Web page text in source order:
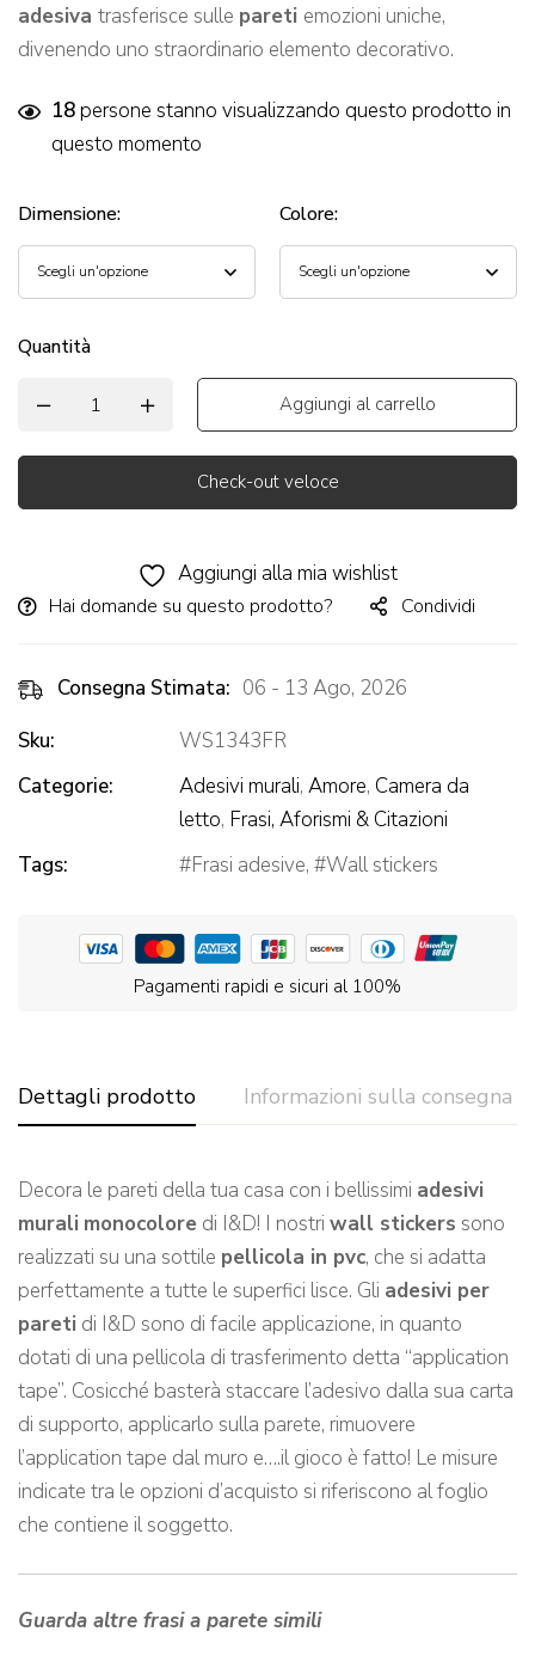
adesiva trasferisce sulle pareti emozioni uniche,
divenendo uno straordinario elemento decorativo.
18persone stanno visualizzando questo prodotto in
questo momento
Dimensione: Colore:
Quantità
Aggiungi al carrello
Check-out veloce
Aggiungi alla mia wishlist
Hai domande su questo prodotto? Condividi
Consegna Stimata: 06 - 13 Ago, 2026
Sku:
WS1343FR
Categorie:
Adesivi murali, Amore, Camera da
letto, Frasi, Aforismi & Citazioni
Tags:
Frasi adesive, Wall stickers
Pagamenti rapidi e sicuri al 100%
Dettagli prodotto Informazioni sulla consegna
Decora le pareti della tua casa con i bellissimi adesivi
murali monocolore di I&D! I nostri wall stickers sono
realizzati su una sottile pellicola in pvc, che si adatta
perfettamente a tutte le superfici lisce. Gli adesivi per
pareti di I&D sono di facile applicazione, in quanto
dotati di una pellicola di trasferimento detta “application
tape”. Cosicché basterà staccare l’adesivo dalla sua carta
di supporto, applicarlo sulla parete, rimuovere
l’application tape dal muro e….il gioco è fatto! Le misure
indicate tra le opzioni d’acquisto si riferiscono al foglio
che contiene il soggetto.
Guarda altre frasi a parete simili